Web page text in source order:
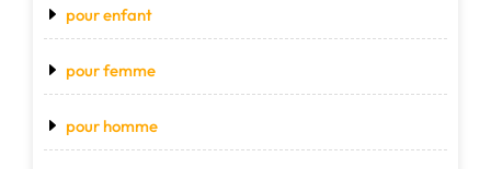
pour enfant
pour femme
pour homme